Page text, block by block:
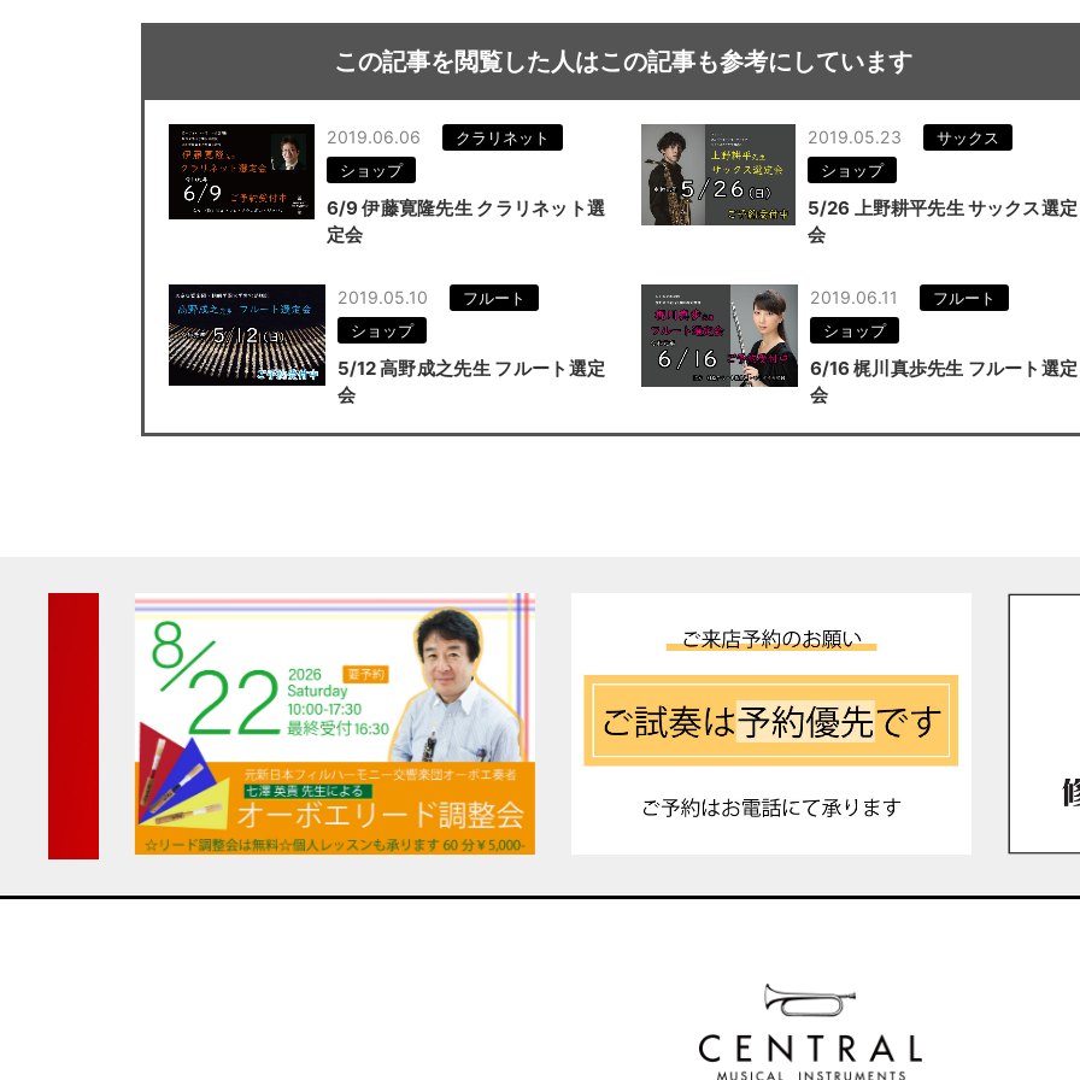
この記事を閲覧した人はこの記事も参考にしています
2019.06.06
クラリネット
ショップ
6/9 伊藤寛隆先生 クラリネット選
定会
2019.05.23
サックス
ショップ
5/26 上野耕平先生 サックス選定
会
2019.05.10
フルート
ショップ
5/12 高野成之先生 フルート選定
会
2019.06.11
フルート
ショップ
6/16 梶川真歩先生 フルート選定
会